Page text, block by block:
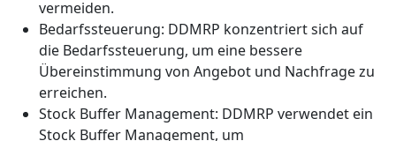
vermeiden.
Bedarfssteuerung: DDMRP konzentriert sich auf
die Bedarfssteuerung, um eine bessere
Übereinstimmung von Angebot und Nachfrage zu
erreichen.
Stock Buffer Management: DDMRP verwendet ein
Stock Buffer Management, um